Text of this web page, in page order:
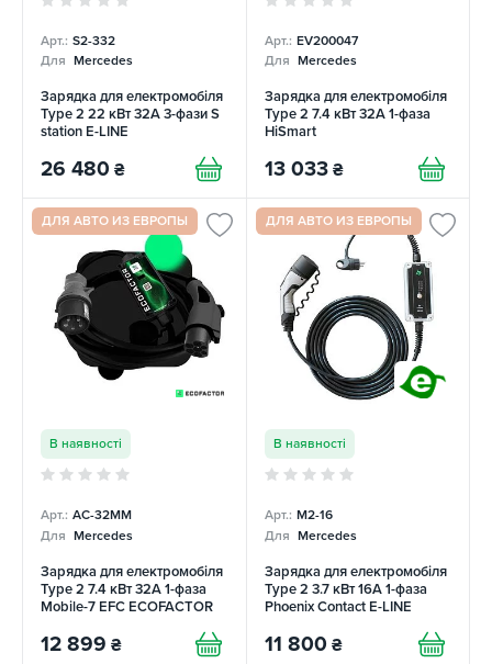
Арт.: S2-332
Для Mercedes
Зарядка для електромобіля
Type 2 22 кВт 32A 3-фази S
station E-LINE
26 480 ₴
Арт.: EV200047
Для Mercedes
Зарядка для електромобіля
Type 2 7.4 кВт 32A 1-фаза
HiSmart
13 033 ₴
ДЛЯ АВТО ИЗ ЕВРОПЫ
В наявності
Арт.: AC-32MM
Для Mercedes
Зарядка для електромобіля
Type 2 7.4 кВт 32А 1-фаза
Mobile-7 EFС ECOFACTOR
12 899 ₴
ДЛЯ АВТО ИЗ ЕВРОПЫ
В наявності
Арт.: М2-16
Для Mercedes
Зарядка для електромобіля
Type 2 3.7 кВт 16А 1-фаза
Phoenix Contact E-LINE
11 800 ₴